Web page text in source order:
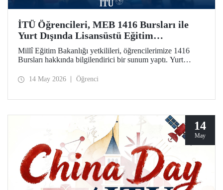
İTÜ Öğrencileri, MEB 1416 Bursları ile
Yurt Dışında Lisansüstü Eğitim
Fırsatlarını Yakından Tanıdı
Millî Eğitim Bakanlığı yetkilileri, öğrencilerimize 1416
Bursları hakkında bilgilendirici bir sunum yaptı. Yurt
kamuda istihdam garantisiyle taçlandıran burslara ilginin
14 May 2026 Öğrenci
14
May